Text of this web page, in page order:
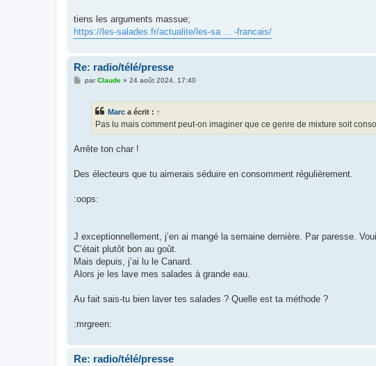
tiens les arguments massue;
https://les-salades.fr/actualite/les-sa ... -francais/
Re: radio/télé/presse
MparClaude» 24 août 2024, 17:40
Marc a écrit : ↑
Pas lu mais comment peut-on imaginer que ce genre de mixture soit
Arrête ton char !
Des électeurs que tu aimerais séduire en consomment régulièrement.
:oops:
J exceptionnellement, j’en ai mangé la semaine dernière. Par paresse.
C’était plutôt bon au goût.
Mais depuis, j’ai lu le Canard.
Alors je les lave mes salades à grande eau.
Au fait sais-tu bien laver tes salades ? Quelle est ta méthode ?
:mrgreen:
Re: radio/télé/presse